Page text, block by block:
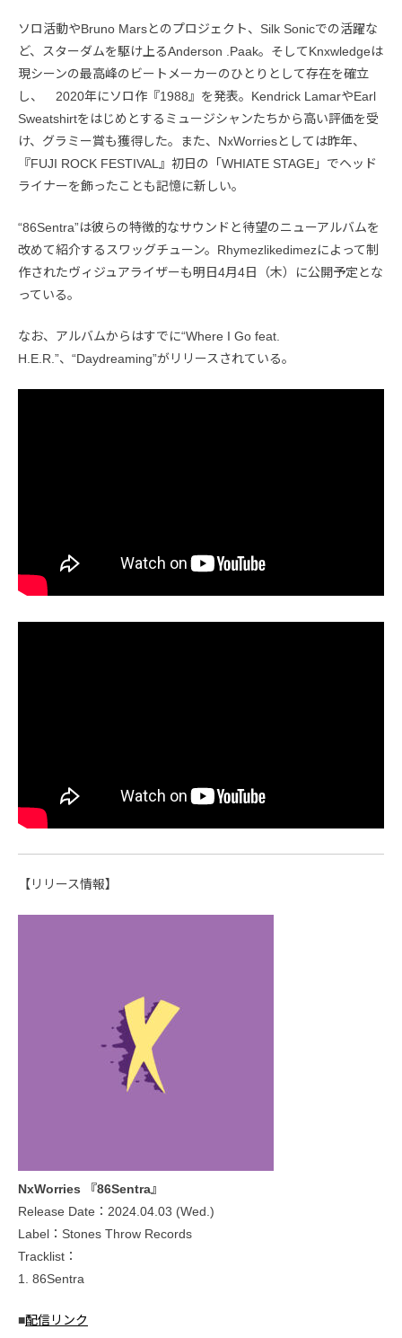
ソロ活動やBruno Marsとのプロジェクト、Silk Sonicでの活躍な
ど、スターダムを駆け上るAnderson .Paak。そしてKnxwledgeは
現シーンの最高峰のビートメーカーのひとりとして存在を確立
し、 2020年にソロ作『1988』を発表。Kendrick LamarやEarl
Sweatshirtをはじめとするミュージシャンたちから高い評価を受
け、グラミー賞も獲得した。また、NxWorriesとしては昨年、
『FUJI ROCK FESTIVAL』初日の「WHIATE STAGE」でヘッド
ライナーを飾ったことも記憶に新しい。
“86Sentra”は彼らの特徴的なサウンドと待望のニューアルバムを
改めて紹介するスワッグチューン。Rhymezlikedimezによって制
作されたヴィジュアライザーも明日4月4日（木）に公開予定とな
っている。
なお、アルバムからはすでに“Where I Go feat.
H.E.R.”、“Daydreaming”がリリースされている。
【リリース情報】
NxWorries 『86Sentra』
Release Date：2024.04.03 (Wed.)
Label：Stones Throw Records
Tracklist：
1. 86Sentra
■配信リンク